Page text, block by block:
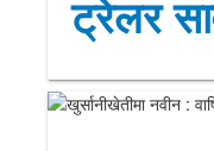
ट्रेलर